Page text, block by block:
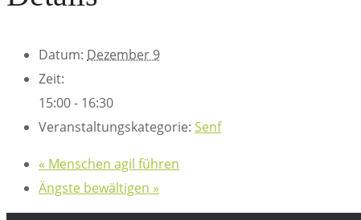
Datum: Dezember 9
Zeit:
15:00 - 16:30
Veranstaltungskategorie: Senf
« Menschen agil führen
Ängste bewältigen »